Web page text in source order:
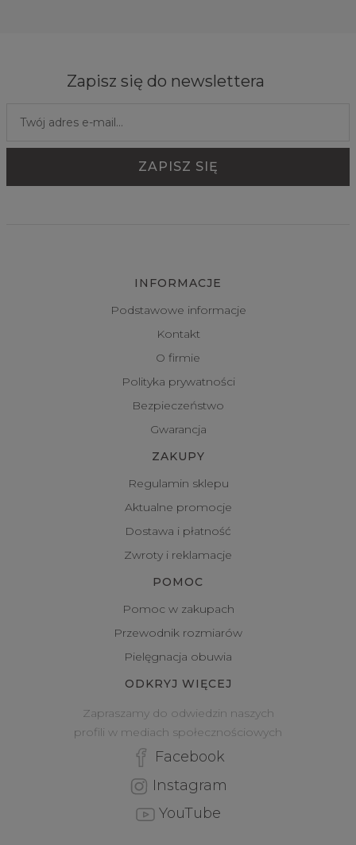
Zapisz się do newslettera
INFORMACJE
Podstawowe informacje
Kontakt
O firmie
Polityka prywatności
Bezpieczeństwo
Gwarancja
ZAKUPY
Regulamin sklepu
Aktualne promocje
Dostawa i płatność
Zwroty i reklamacje
POMOC
Pomoc w zakupach
Przewodnik rozmiarów
Pielęgnacja obuwia
ODKRYJ WIĘCEJ
Zapraszamy do odwiedzin naszych
profili w mediach społecznościowych
Facebook
Instagram
YouTube